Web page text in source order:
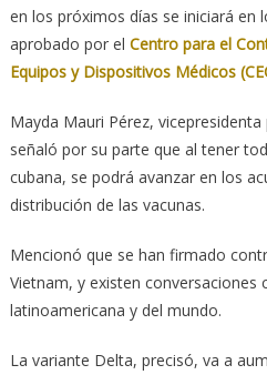
en los próximos días se iniciará en
aprobado por el Centro para el
Equipos y Dispositivos Médicos
Mayda Mauri Pérez,
señaló por su parte que al tener
cubana, se podrá avanzar en los
distribución de las vacunas.
Mencionó que se han firmado
Vietnam, y existen conversaciones
latinoamericana y del mundo.
La variante Delta, precisó, va a